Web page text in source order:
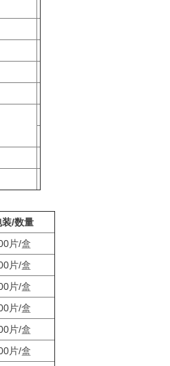
装/数量
片/盒
片/盒
片/盒
片/盒
片/盒
片/盒